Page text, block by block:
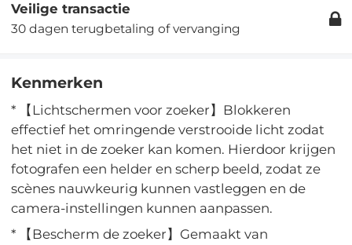
Veilige transactie
30 dagen terugbetaling of vervanging
Kenmerken
* 【Lichtschermen voor zoeker】Blokkeren
effectief het omringende verstrooide licht zodat
het niet in de zoeker kan komen. Hierdoor krijgen
fotografen een helder en scherp beeld, zodat ze
scènes nauwkeurig kunnen vastleggen en de
camera-instellingen kunnen aanpassen.
* 【Bescherm de zoeker】Gemaakt van